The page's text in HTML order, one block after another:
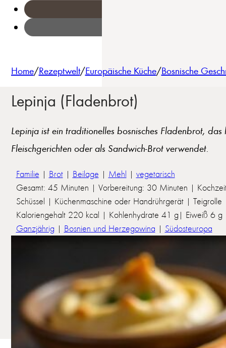
Home/Rezeptwelt/Europäische Küche/Bosnische
Lepinja (Fladenbrot)
Lepinja ist ein traditionelles bosnisches Fladenbrot,
Fleischgerichten oder als Sandwich-Brot verwendet.
Familie | Brot| Beilage | Mehl | vegetarisch
Gesamt: 45 Minuten | Vorbereitung: 30 Minuten |
Schüssel | Küchenmaschine oder Handrührgerät |
Kaloriengehalt 220 kcal | Kohlenhydrate 41 g| Eiweiß 6
Ganzjährig | Bosnien und Herzegowina | Südosteuropa